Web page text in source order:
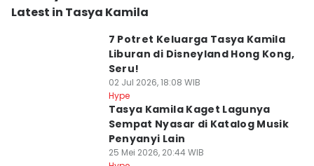
Latest in Tasya Kamila
7 Potret Keluarga Tasya Kamila
Liburan di Disneyland Hong Kong,
Seru!
02 Jul 2026, 18:08 WIB
Hype
Tasya Kamila Kaget Lagunya
Sempat Nyasar di Katalog Musik
Penyanyi Lain
25 Mei 2026, 20:44 WIB